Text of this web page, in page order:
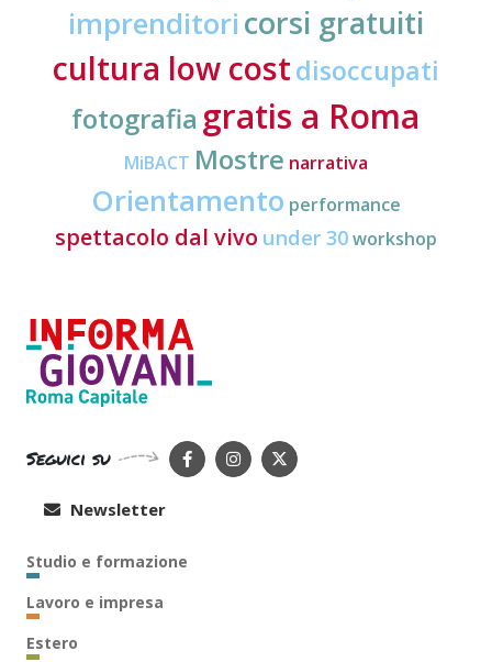
imprenditori corsi gratuiti
cultura low costdisoccupati
fotografia gratis a Roma
MiBACT Mostre narrativa
Orientamento performance
spettacolo dal vivo under 30workshop
Seguici su
Newsletter
Studio e formazione
Lavoro e impresa
Estero